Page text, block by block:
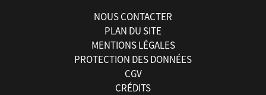
NOUS CONTACTER
PLAN DU SITE
MENTIONS LÉGALES
PROTECTION DES DONNÉES
CGV
CRÉDITS